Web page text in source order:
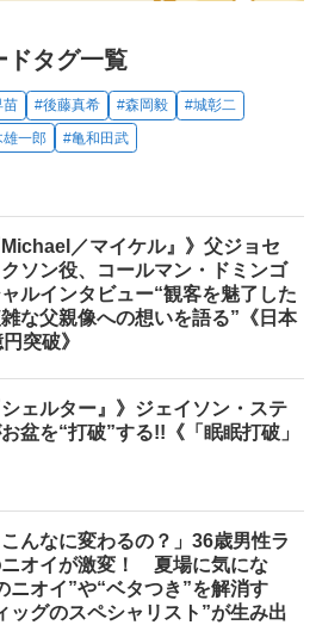
ドタグ一覧
苗 #後藤真希 #森岡毅
#城彰二
雄一郎 #亀和田武
Michael／マイケル』》父ジョセ
ソン役、コールマン・ドミンゴ
ルインタビュー“観客を魅了した
な父親像への想いを語る”《日本
突破》
シェルター』》ジェイソン・ステ
盆を“打破”する!!《「眠眠打破」
こんなに変わるの？」36歳男性ラ
ニオイが激変！ 夏場に気にな
ニオイ”や“ベタつき”を解消す
ッグのスペシャリスト”が生み出